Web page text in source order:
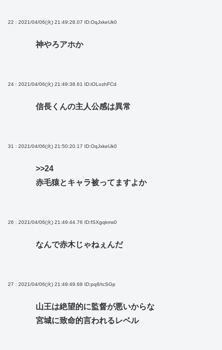
22 : 2021/04/06(火) 21:49:28.07 ID:OqJxkeUk0
神やろアホか
24 : 2021/04/06(火) 21:49:38.61 ID:iOLozhFCd
信長くんの主人公感は異常
31 : 2021/04/06(火) 21:50:20.17 ID:OqJxkeUk0
>>24
赤毛猿とキャラ被ってますよか
26 : 2021/04/06(火) 21:49:44.76 ID:fSXgqkms0
なんで赤木じゃねぇんだ
27 : 2021/04/06(火) 21:49:49.68 ID:pq8/tcSGp
山王は絶望的に監督が悪いからな
宮城に致命的言われるレベル